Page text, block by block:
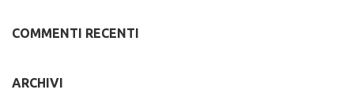
COMMENTI RECENTI
ARCHIVI